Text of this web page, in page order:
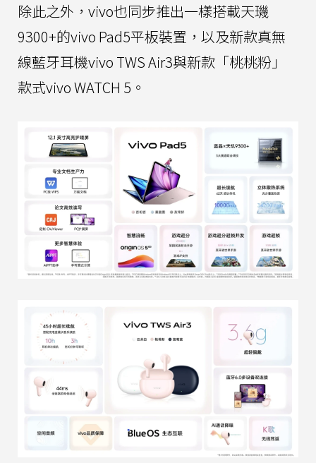
除此之外，vivo也同步推出一樣搭載天璣
9300+的vivo Pad5平板裝置，以及新款真無
線藍牙耳機vivo TWS Air3與新款「桃桃粉」
款式vivo WATCH 5。